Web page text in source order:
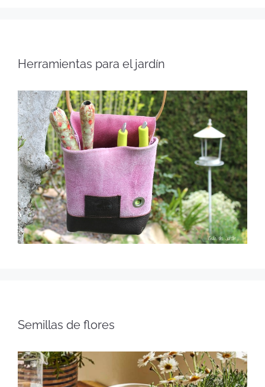
Herramientas para el jardín
Semillas de flores